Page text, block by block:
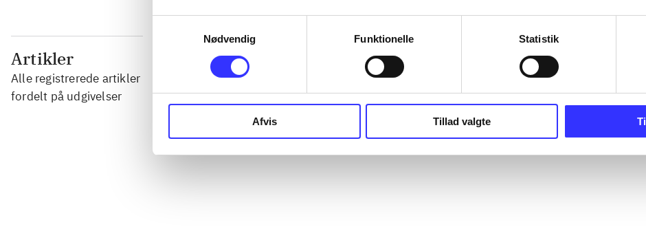
Nødvendig
Funktionelle Statistik
Afvis Tillad valgte
Artikler
Alle registrerede artikler
fordelt på udgivelser
...
...
...